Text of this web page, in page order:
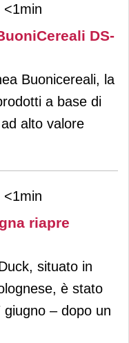
<1min
DS-
Buonicereali, la
a base di
alto valore
<1min
riapre
situato in
è stato
– dopo un